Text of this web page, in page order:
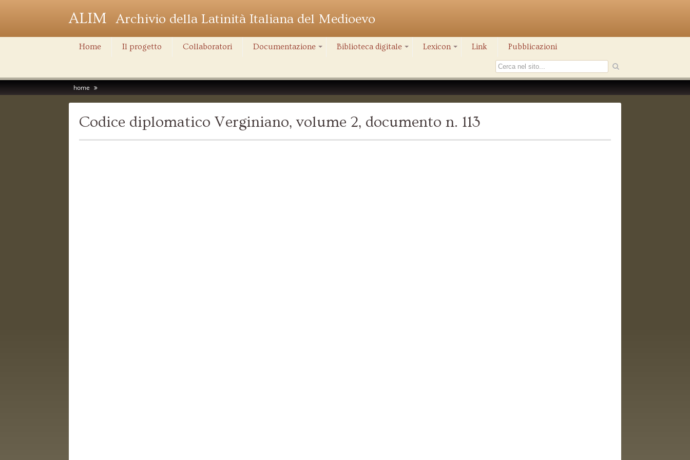
ALIM Archivio della Latinità Italiana del Medioevo
Home Il progetto Collaboratori Documentazione Biblioteca digitale Lexicon Link Pubblicazioni
home
Codice diplomatico Verginiano, volume 2, documento n. 113